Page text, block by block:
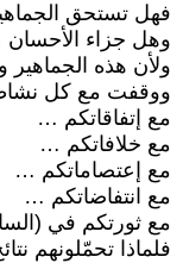
فهل تستحق
وهل جزاء الأحسان
ولأن هذه
ووقفت مع كل
مع إتفاقاتكم …
مع خلافاتكم …
مع إعتصاماتكم …
مع انتفاضاتكم …
مع ثورتكم في
فلماذا تحمّلونهم